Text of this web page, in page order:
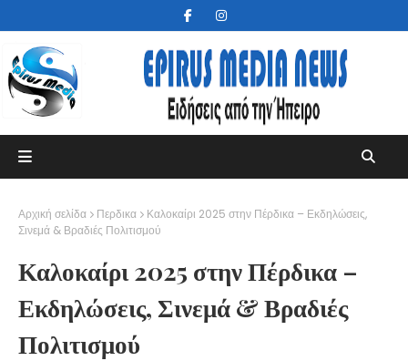
Αρχική σελίδα Περδικα
Καλοκαίρι 2025 στην Πέρδικα – Εκδηλώσεις,
Σινεμά & Βραδιές Πολιτισμού
Καλοκαίρι 2025 στην Πέρδικα –
Εκδηλώσεις, Σινεμά & Βραδιές
Πολιτισμού